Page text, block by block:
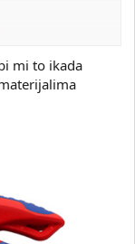
mi to ikada